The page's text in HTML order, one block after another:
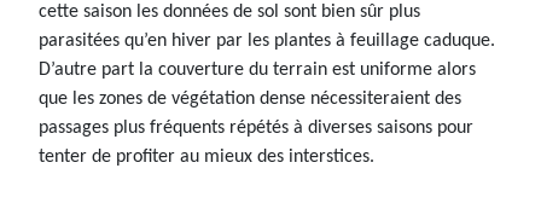
cette saison les données de sol sont bien sûr plus
parasitées qu’en hiver par les plantes à feuillage caduque.
D’autre part la couverture du terrain est uniforme alors
que les zones de végétation dense nécessiteraient des
passages plus fréquents répétés à diverses saisons pour
tenter de profiter au mieux des interstices.